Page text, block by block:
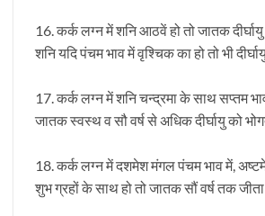
16. कर्क लग्न में शनि आठवें हो तो जातक
शनि यदि पंचम भाव में वृश्चिक का हो तो भी
17. कर्क लग्न में शनि चन्द्रमा के साथ सप्तम भाव
जातक स्वस्थ व सौ वर्ष से अधिक दीर्घायु को
18. कर्क लग्न में दशमेश मंगल पंचम भाव में,
शुभ ग्रहों के साथ हो तो जातक सौं वर्ष तक